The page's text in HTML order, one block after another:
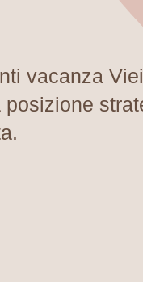
vacanza
posizione